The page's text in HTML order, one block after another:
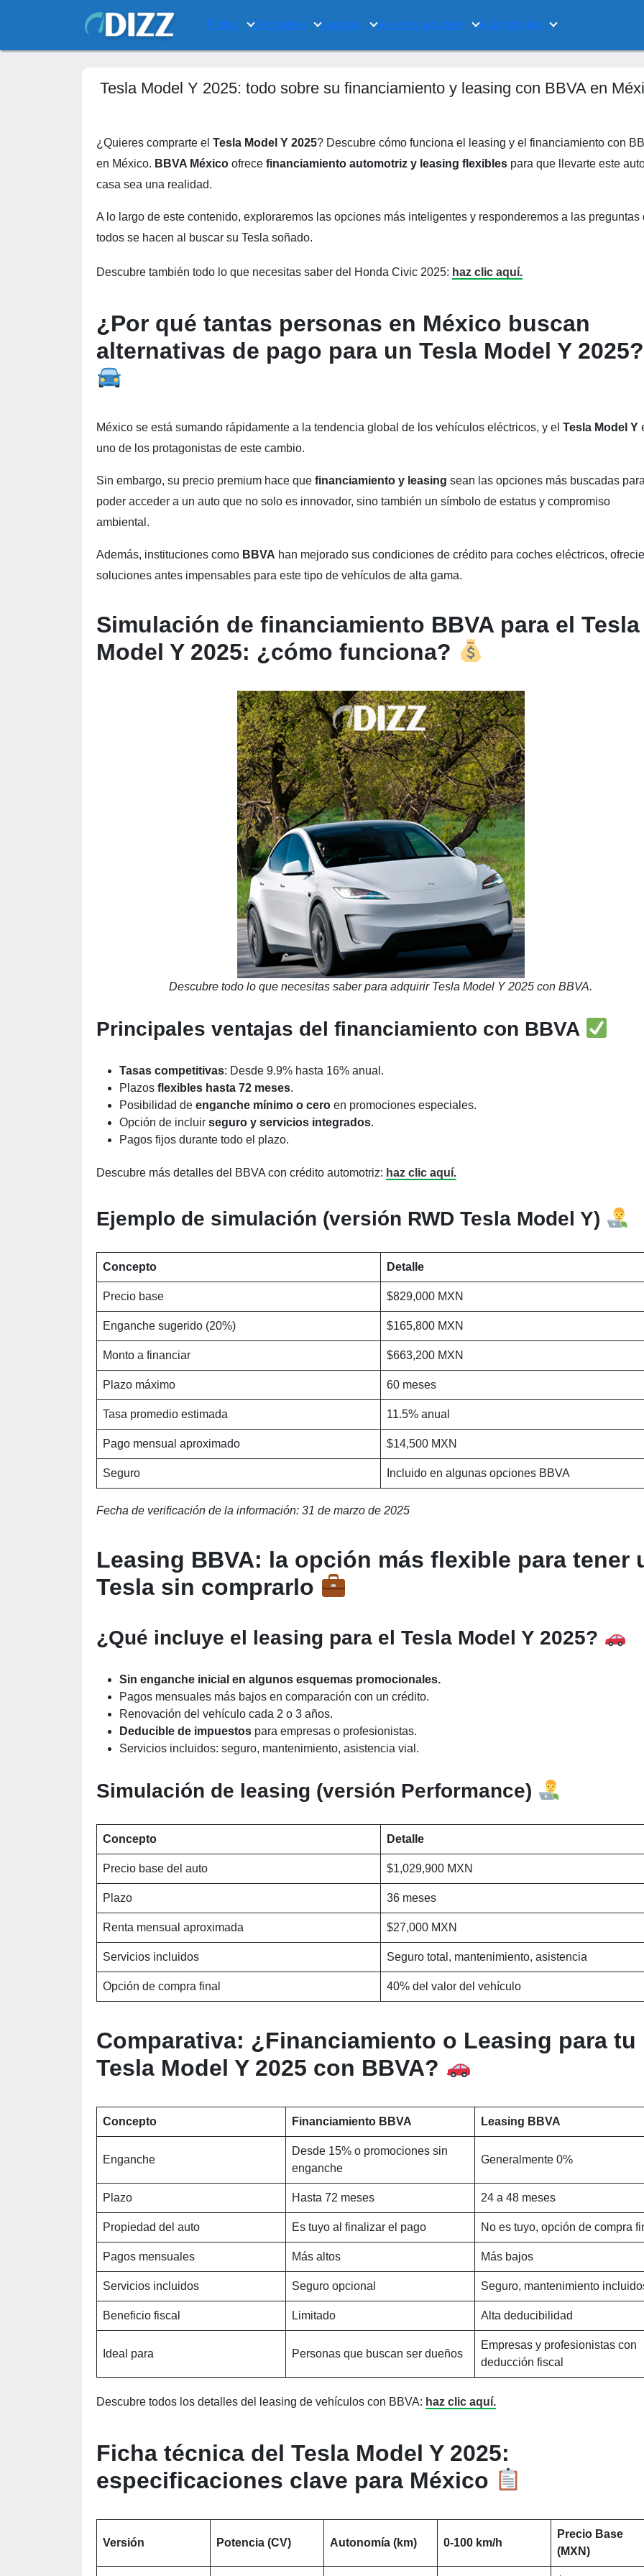
Fútbol Desportes Noticias Asuntos actuales Automóviles
Tesla Model Y 2025: todo sobre su financiamiento y leasing con BBVA en
¿Quieres comprarte el Tesla Model Y 2025? Descubre cómo funciona el leasing y el financiamiento con
en México. BBVA México ofrece financiamiento automotriz y leasing flexibles para que llevarte este
casa sea una realidad.
A lo largo de este contenido, exploraremos las opciones más inteligentes y responderemos a las preguntas
todos se hacen al buscar su Tesla soñado.
Descubre también todo lo que necesitas saber del Honda Civic 2025: haz clic aquí.
¿Por qué tantas personas en México buscan
alternativas de pago para un Tesla Model Y 2025?
México se está sumando rápidamente a la tendencia global de los vehículos eléctricos, y el Tesla Model Y
uno de los protagonistas de este cambio.
Sin embargo, su precio premium hace que financiamiento y leasing sean las opciones más buscadas
poder acceder a un auto que no solo es innovador, sino también un símbolo de estatus y compromiso
ambiental.
Además, instituciones como BBVA han mejorado sus condiciones de crédito para coches eléctricos,
soluciones antes impensables para este tipo de vehículos de alta gama.
Simulación de financiamiento BBVA para el Tesla
Model Y 2025: ¿cómo funciona?
Descubre todo lo que necesitas saber para adquirir Tesla Model Y 2025 con BBVA.
Principales ventajas del financiamiento con BBVA
Tasas competitivas: Desde 9.9% hasta 16% anual.
Plazos flexibles hasta 72 meses.
Posibilidad de enganche mínimo o cero en promociones especiales.
Opción de incluir seguro y servicios integrados.
Pagos fijos durante todo el plazo.
Descubre más detalles del BBVA con crédito automotriz: haz clic aquí.
Ejemplo de simulación (versión RWD Tesla Model Y)
Concepto Detalle
Precio base $829,000 MXN
Enganche sugerido (20%) $165,800 MXN
Monto a financiar $663,200 MXN
Plazo máximo 60 meses
Tasa promedio estimada 11.5% anual
Pago mensual aproximado $14,500 MXN
Seguro Incluido en algunas opciones BBVA
Fecha de verificación de la información: 31 de marzo de 2025
Leasing BBVA: la opción más flexible para tener
Tesla sin comprarlo
¿Qué incluye el leasing para el Tesla Model Y 2025?
Sin enganche inicial en algunos esquemas promocionales.
Pagos mensuales más bajos en comparación con un crédito.
Renovación del vehículo cada 2 o 3 años.
Deducible de impuestos para empresas o profesionistas.
Servicios incluidos: seguro, mantenimiento, asistencia vial.
Simulación de leasing (versión Performance)
Concepto Detalle
Precio base del auto $1,029,900 MXN
Plazo 36 meses
Renta mensual aproximada $27,000 MXN
Servicios incluidos Seguro total, mantenimiento, asistencia
Opción de compra final 40% del valor del vehículo
Comparativa: ¿Financiamiento o Leasing para tu
Tesla Model Y 2025 con BBVA?
Concepto Financiamiento BBVA Leasing BBVA
Enganche
Desde 15% o promociones sin
enganche
Generalmente 0%
Plazo Hasta 72 meses 24 a 48 meses
Propiedad del auto Es tuyo al finalizar el pago No es tuyo, opción de compra
Pagos mensuales Más altos Más bajos
Servicios incluidos Seguro opcional Seguro, mantenimiento
Beneficio fiscal Limitado Alta deducibilidad
Ideal para Personas que buscan ser dueños
Empresas y profesionistas con
deducción fiscal
Descubre todos los detalles del leasing de vehículos con BBVA: haz clic aquí.
Ficha técnica del Tesla Model Y 2025:
especificaciones clave para México
Versión Potencia (CV) Autonomía (km) 0-100 km/h
Precio Base
(MXN)